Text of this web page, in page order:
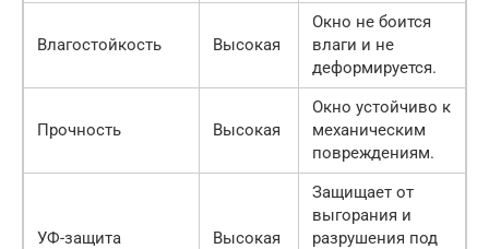
Влагостойкость Высокая
Окно не боится
влаги и не
деформируется.
Прочность Высокая
Окно устойчиво к
механическим
повреждениям.
УФ-защита Высокая
Защищает от
выгорания и
разрушения под